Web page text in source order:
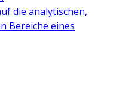
die analytischen,
Bereiche eines